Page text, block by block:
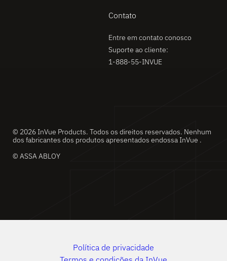
Contato
Entre em contato conosco
Suporte ao cliente:
1-888-55-INVUE
© 2026 InVue Products. Todos os direitos reservados. Nenhum
dos fabricantes dos produtos apresentados endossa InVue .
© ASSA ABLOY
Política de privacidade